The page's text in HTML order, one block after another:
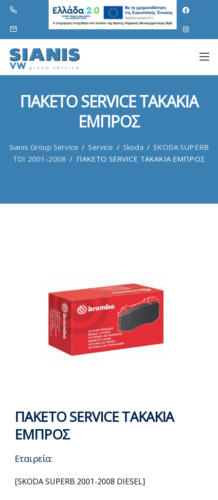
ΠΑΚΕΤΟ SERVICE ΤΑΚΑΚΙΑ
ΕΜΠΡΟΣ
Sianis Group Service / Service / Skoda / SKODA SUPERB
TDI 2001-2008 / ΠΑΚΕΤΟ SERVICE ΤΑΚΑΚΙΑ ΕΜΠΡΟΣ
ΠΑΚΕΤΟ SERVICE ΤΑΚΑΚΙΑ
ΕΜΠΡΟΣ
Εταιρεία:
[SKODA SUPERB 2001-2008 DIESEL]